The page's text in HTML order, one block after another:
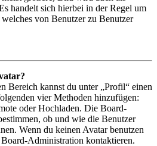
handelt sich hierbei in der Regel um
von Benutzer zu Benutzer
Bereich kannst du unter „Profil“ einen
vier Methoden hinzufügen:
oder Hochladen. Die Board-
ob und wie die Benutzer
Wenn du keinen Avatar benutzen
Administration kontaktieren.